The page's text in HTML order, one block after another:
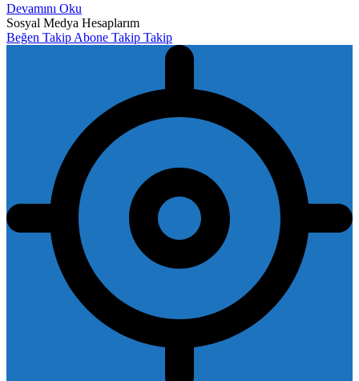
Devamını Oku
Sosyal Medya Hesaplarım
Beğen Takip Abone Takip Takip